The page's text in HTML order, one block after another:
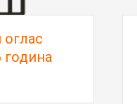
оглас